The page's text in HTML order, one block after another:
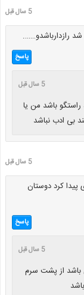
5 سال قبل
رازدارباشدو…….
پاسخ
5 سال قبل
راستگو باشد من یا
بی ادب نباشد
5 سال قبل
کرد دوستان
پاسخ
5 سال قبل
باشد از پشت سرم